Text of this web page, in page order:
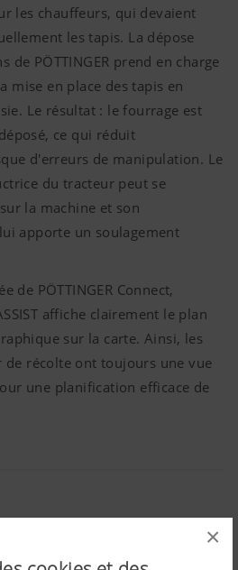
×
les chauffeurs, qui devaient
les tapis. La dépose
de PÖTTINGER prend en charge
mise en place des tapis en
Le résultat : le fourrage est
ce qui réduit
d'erreurs de manipulation. Le
du tracteur peut se
la machine et son
apporte un soulagement
de PÖTTINGER Connect,
affiche clairement le plan
sur la carte. Ainsi, les
de récolte ont toujours une vue
une planification efficace de